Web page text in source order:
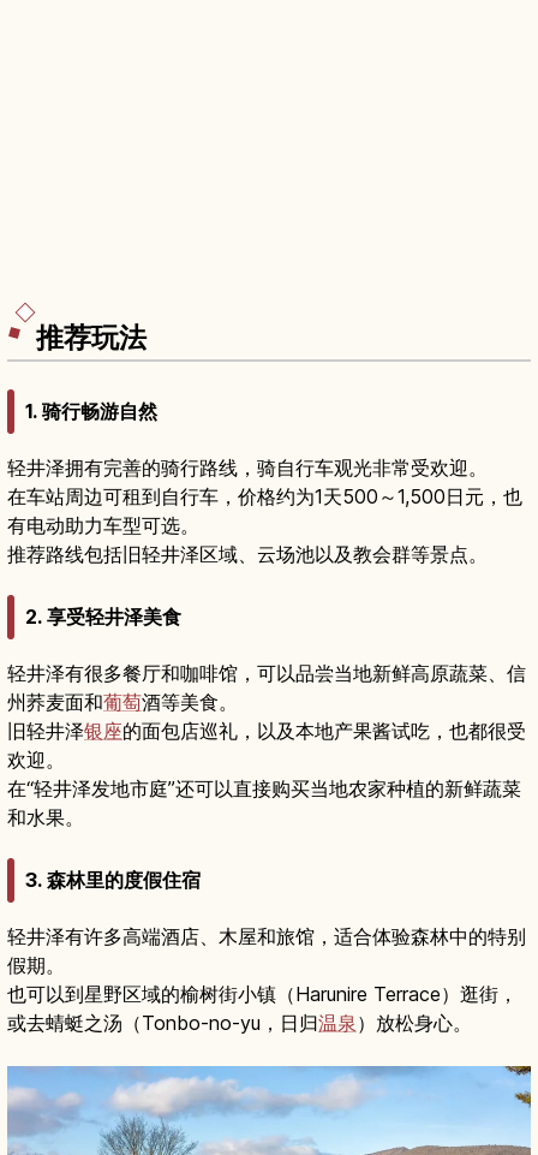
推荐玩法
1. 骑行畅游自然
轻井泽拥有完善的骑行路线，骑自行车观光非常受欢迎。
在车站周边可租到自行车，价格约为1天500～1,500日元，也
有电动助力车型可选。
推荐路线包括旧轻井泽区域、云场池以及教会群等景点。
2. 享受轻井泽美食
轻井泽有很多餐厅和咖啡馆，可以品尝当地新鲜高原蔬菜、信
州荞麦面和葡萄酒等美食。
旧轻井泽银座的面包店巡礼，以及本地产果酱试吃，也都很受
欢迎。
在“轻井泽发地市庭”还可以直接购买当地农家种植的新鲜蔬菜
和水果。
3. 森林里的度假住宿
轻井泽有许多高端酒店、木屋和旅馆，适合体验森林中的特别
假期。
也可以到星野区域的榆树街小镇（Harunire Terrace）逛街，
或去蜻蜓之汤（Tonbo-no-yu，日归温泉 ）放松身心。